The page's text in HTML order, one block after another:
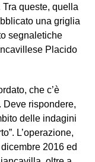
queste, quella
una griglia
segnaletiche
Placido
che c’è
Deve rispondere,
delle indagini
L’operazione,
2016 ed